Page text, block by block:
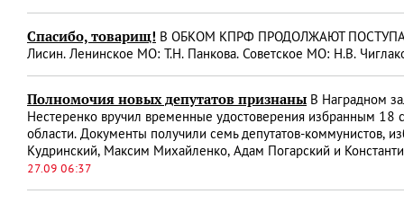
Спасибо, товарищ! В ОБКОМ КПРФ ПРОДОЛЖАЮТ
Лисин. Ленинское МО: Т.Н. Панкова. Советское МО: Н.В.
Полномочия новых депутатов признаны В Наградном
Нестеренко вручил временные удостоверения избранным 18
области. Документы получили семь депутатов-коммунистов,
Кудринский, Максим Михайленко, Адам Погарский и
27.09 06:37